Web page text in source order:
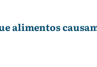
alimentos